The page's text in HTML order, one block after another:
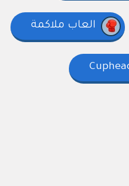
العاب ملاكمة